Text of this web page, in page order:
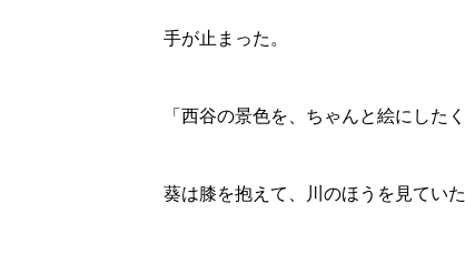
手が止まった。
「西谷の景色を、ちゃんと絵にした
葵は膝を抱えて、川のほうを見ていた